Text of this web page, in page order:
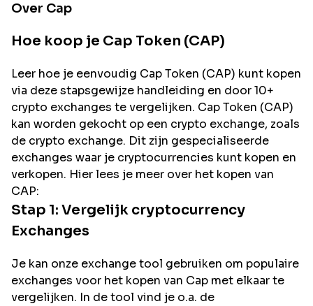
Over Cap
Hoe koop je Cap Token (CAP)
Leer hoe je eenvoudig CapToken (CAP) kunt kopen
via deze stapsgewijze handleiding en door 10+
crypto exchanges te vergelijken. CapToken (CAP)
kan worden gekocht op een crypto exchange, zoals
de crypto exchange. Dit zijn gespecialiseerde
exchanges waar je cryptocurrencies kunt kopen en
verkopen. Hier lees je meer over het kopen van
CAP:
Stap 1: Vergelijk cryptocurrency
Exchanges
Je kan onze exchange tool gebruiken om populaire
exchanges voor het kopen van Cap met elkaar te
vergelijken. In de tool vind je o.a. de